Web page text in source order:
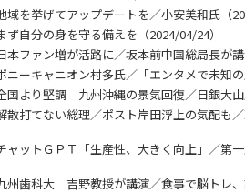
を挙げてアップデートを／小安美和氏（
自分の身を守る備えを（2024/04/24）
ファン増が活路に／坂本前中国総局長が
ーキャニオン村多氏／「エンタメで未知
より堅調 九州沖縄の景気回復／日銀大
打てない総理／ポスト岸田浮上の気配も
ットＧＰＴ「生産性、大きく向上」／第
歯科大 吉野教授が講演／食事で脳トレ